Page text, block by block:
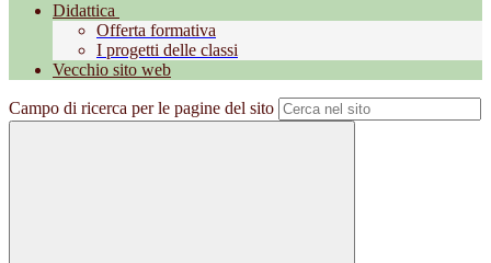
Didattica
Offerta formativa
I progetti delle classi
Vecchio sito web
Campo di ricerca per le pagine del sito